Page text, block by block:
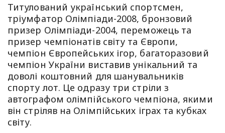
Титулований український спортсмен,
тріумфатор Олімпіади-2008, бронзовий
призер Олімпіади-2004, переможець та
призер чемпіонатів світу та Європи,
чемпіон Європейських ігор, багаторазовий
чемпіон України виставив унікальний та
доволі коштовний для шанувальників
спорту лот. Це одразу три стріли з
автографом олімпійського чемпіона, якими
він стріляв на Олімпійських іграх та кубках
світу.